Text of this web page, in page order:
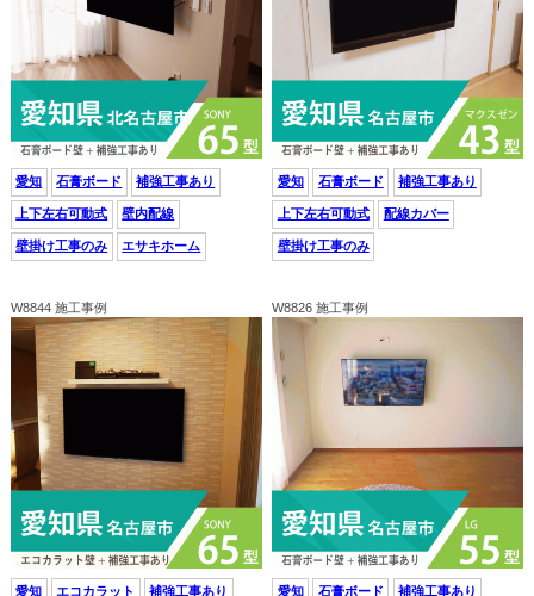
愛知 石膏ボード 補強工事あり
上下左右可動式 壁内配線
壁掛け工事のみ エサキホーム
愛知 石膏ボード 補強工事あり
上下左右可動式 配線カバー
壁掛け工事のみ
W8844 施工事例
愛知 エコカラット 補強工事あり
W8826 施工事例
愛知 石膏ボード 補強工事あり